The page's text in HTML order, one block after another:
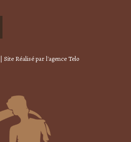
| Site Réalisé parl'agence Telo